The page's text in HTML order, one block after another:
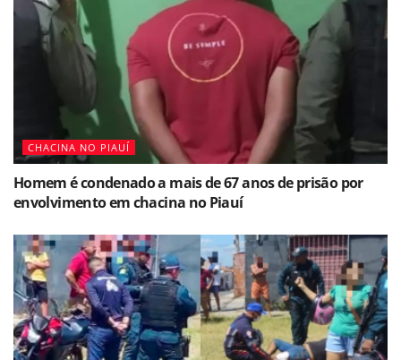
CHACINA NO PIAUÍ
Homem é condenado a mais de 67 anos de prisão por
envolvimento em chacina no Piauí